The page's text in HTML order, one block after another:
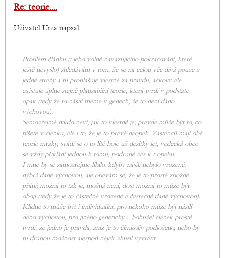
Re: teorie....
Uživatel Urza napsal:
Problém článku (i jeho volně navazujícího pokračování, které
ještě nevyšlo) shledávám v tom, že se na celou věc dívá pouze z
jedné strany a tu prohlašuje vlastně za pravdu, ačkoliv ale
existuje úplně stejně plausabilní teorie, která tvrdí v podstatě
opak (tedy že to násilí máme v genech, že to není dáno
výchovou).
Samozřejmě nikdo neví, jak to vlastně je; pravda může být to, co
píšete v článku, ale i to, že je to právě naopak. Zastánců mají obě
teorie mraky, svádí se o to líté boje už desítky let, vědecká obec
se vždy přiklání jednou k tomu, podruhé zas k t opaku.
I mně by se samozřejmě líbilo, kdyby násilí nebylo vrozené,
nýbrž dané výchovou, ale obávám se, že je to prostě zbožné
přání; možná to tak je, možná není, dost možná to může být
obojí (tedy že je to částečně vrozené a částečně dané výchovou).
Klidně to může být i individuální, pro někoho může být násilí
dáno výchovou, pro jiného geneticky.... bohužel článek prostě
tvrdí, že jedno je pravda, aniž je to čímkoliv podloženo, nebo by
tu druhou možnost alespoň nějak zkusil vyvrátit.